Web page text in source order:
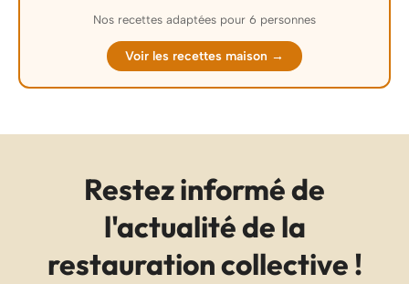
Nos recettes adaptées pour 6 personnes
Voir les recettes maison →
Restez informé de
l'actualité de la
restauration collective !